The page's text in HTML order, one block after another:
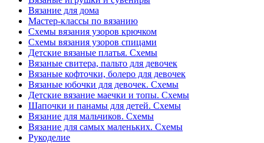
Вязание для дома
Мастер-классы по вязанию
Схемы вязания узоров крючком
Схемы вязания узоров спицами
Детские вязаные платья. Схемы
Вязаные свитера, пальто для девочек
Вязаные кофточки, болеро для девочек
Вязаные юбочки для девочек. Схемы
Детские вязание маечки и топы. Схемы
Шапочки и панамы для детей. Схемы
Вязание для мальчиков. Схемы
Вязание для самых маленьких. Схемы
Рукоделие